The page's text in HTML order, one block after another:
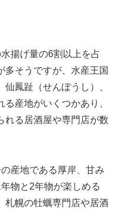
揚げ量の6割以上を占
多そうですが、水産王国
鳳趾（せんぽうし）、
産地がいくつかあり、
れる居酒屋や専門店が数
産地である厚岸、甘み
物と2年物が楽しめる
札幌の牡蠣専門店や居酒